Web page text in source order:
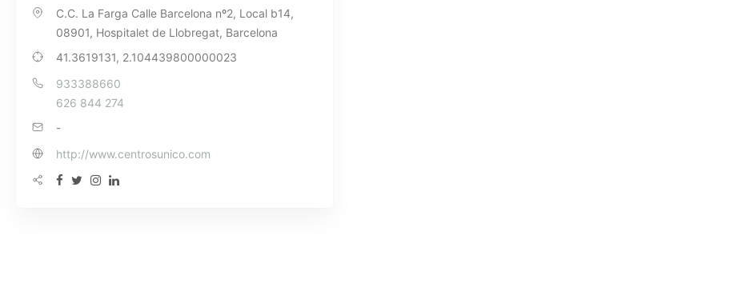
C.C. La Farga Calle Barcelona nº2, Local b14,
08901, Hospitalet de Llobregat, Barcelona
41.3619131, 2.104439800000023
933388660
626 844 274
-
http://www.centrosunico.com